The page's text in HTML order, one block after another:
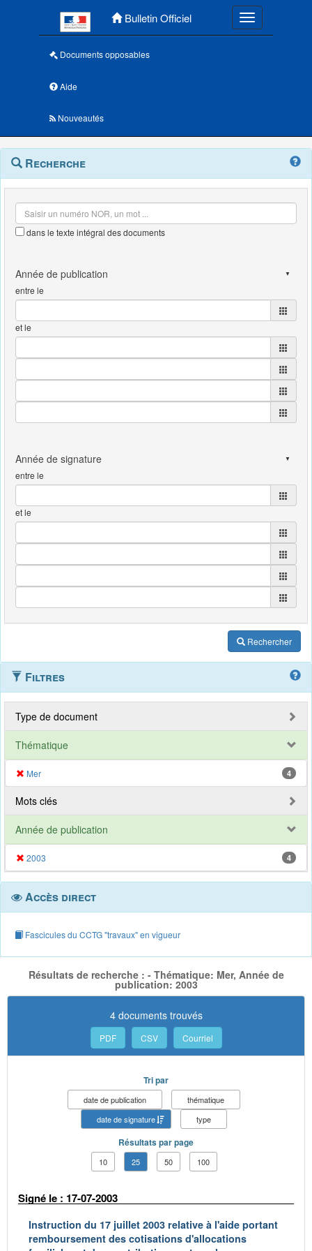
Bulletin Officiel Toggle
Documents opposables
Aide
Nouveautés
Navigation
outils
Menu
contextuel
Recherche
dans le texte intégral des documents
entre le
et le
entre le
et le
Rechercher
Filtres
Type de document
Thématique
Mer 4
Mots clés
Année de publication
2003 4
Accès direct
Fascicules du CCTG "travaux" en vigueur
Résultats de recherche : - Thématique: Mer, Année de
publication: 2003
4 documents trouvés
PDF CSV Courriel
Tri par
date de publication
thématique
date de signature
type
Résultats par page
10 25 50 100
Signé le : 17-07-2003
Instruction du 17 juillet 2003 relative à l'aide portant
remboursement des cotisations d'allocations